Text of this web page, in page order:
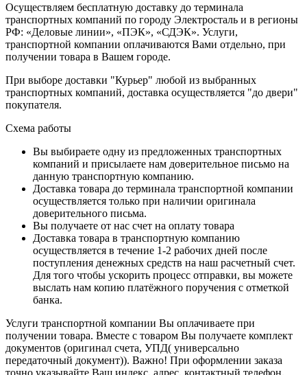
Осуществляем бесплатную доставку до терминала
транспортных компаний по городу Электросталь и в регионы
РФ: «Деловые линии», «ПЭК», «СДЭК». Услуги,
транспортной компании оплачиваются Вами отдельно, при
получении товара в Вашем городе.
При выборе доставки "Курьер" любой из выбранных
транспортных компаний, доставка осуществляется "до двери"
покупателя.
Схема работы
Вы выбираете одну из предложенных транспортных
компаний и присылаете нам доверительное письмо на
данную транспортную компанию.
Доставка товара до терминала транспортной компании
осуществляется только при наличии оригинала
доверительного письма.
Вы получаете от нас счет на оплату товара
Доставка товара в транспортную компанию
осуществляется в течение 1-2 рабочих дней после
поступления денежных средств на наш расчетный счет.
Для того чтобы ускорить процесс отправки, вы можете
выслать нам копию платёжного поручения с отметкой
банка.
Услуги транспортной компании Вы оплачиваете при
получении товара. Вместе с товаром Вы получаете комплект
документов (оригинал счета, УПД( универсально
передаточный документ)). Важно! При оформлении заказа
точно указывайте Ваш индекс, адрес, контактный телефон.